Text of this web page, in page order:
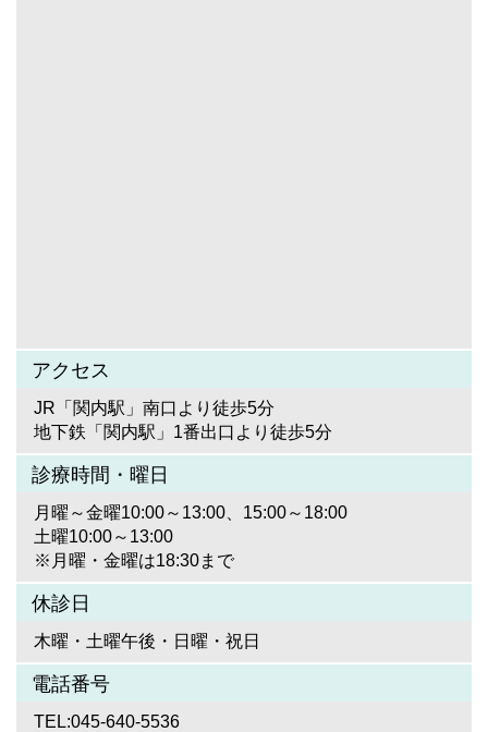
アクセス
JR「関内駅」南口より徒歩5分
地下鉄「関内駅」1番出口より徒歩5分
診療時間・曜日
月曜～金曜10:00～13:00、15:00～18:00
土曜10:00～13:00
※月曜・金曜は18:30まで
休診日
木曜・土曜午後・日曜・祝日
電話番号
TEL:045-640-5536